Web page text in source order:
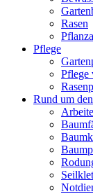
Rasen
Pflege
Pflege
Rund um